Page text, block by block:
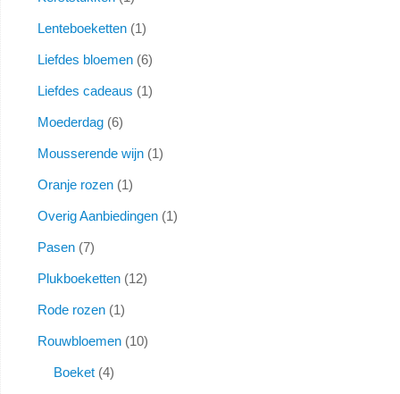
Lenteboeketten 1
Liefdes bloemen 6
Liefdes cadeaus 1
Moederdag 6
Mousserende wijn 1
Oranje rozen 1
Overig Aanbiedingen 1
Pasen 7
Plukboeketten 12
Rode rozen 1
Rouwbloemen 10
Boeket 4